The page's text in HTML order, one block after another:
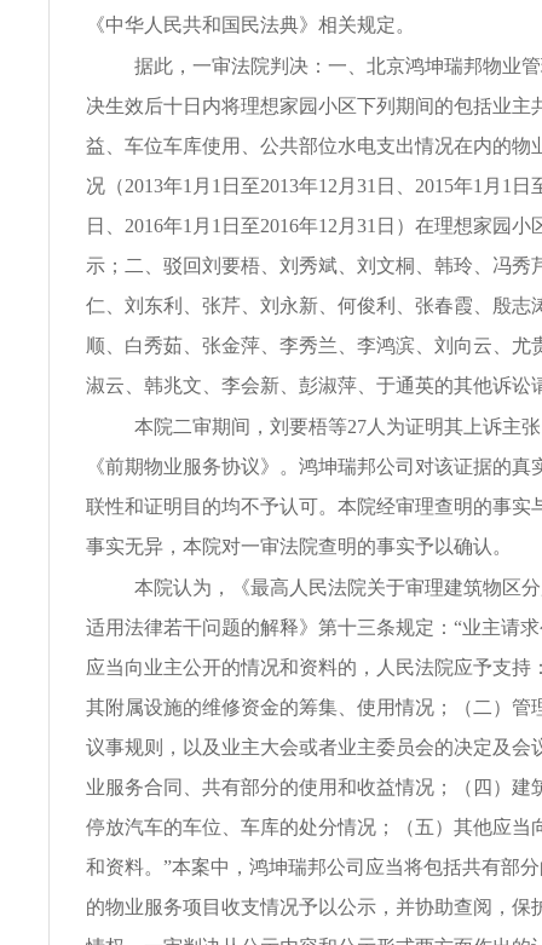
《中华人民共和国民法典》相关规定。
据此，一审法院判决：一、北京鸿坤瑞邦物业
决生效后十日内将理想家园小区下列期间的包括业主
益、车位车库使用、公共部位水电支出情况在内的物
况（2013年1月1日至2013年12月31日、2015年1月1日
日、2016年1月1日至2016年12月31日）在理想家园
示；二、驳回刘要梧、刘秀斌、刘文桐、韩玲、冯秀
仁、刘东利、张芹、刘永新、何俊利、张春霞、殷志
顺、白秀茹、张金萍、李秀兰、李鸿滨、刘向云、尤
淑云、韩兆文、李会新、彭淑萍、于通英的其他诉讼
本院二审期间，刘要梧等27人为证明其上诉主
《前期物业服务协议》。鸿坤瑞邦公司对该证据的真
联性和证明目的均不予认可。本院经审理查明的事实
事实无异，本院对一审法院查明的事实予以确认。
本院认为，《最高人民法院关于审理建筑物区
适用法律若干问题的解释》第十三条规定：“业主请
应当向业主公开的情况和资料的，人民法院应予支持
其附属设施的维修资金的筹集、使用情况；（二）管
议事规则，以及业主大会或者业主委员会的决定及会
业服务合同、共有部分的使用和收益情况；（四）建
停放汽车的车位、车库的处分情况；（五）其他应当
和资料。”本案中，鸿坤瑞邦公司应当将包括共有部
的物业服务项目收支情况予以公示，并协助查阅，保